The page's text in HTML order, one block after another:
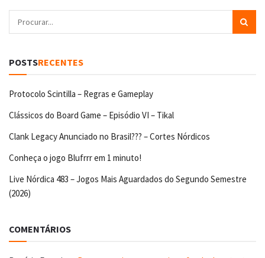
POSTSRECENTES
Protocolo Scintilla – Regras e Gameplay
Clássicos do Board Game – Episódio VI – Tikal
Clank Legacy Anunciado no Brasil??? – Cortes Nórdicos
Conheça o jogo Blufrrr em 1 minuto!
Live Nórdica 483 – Jogos Mais Aguardados do Segundo Semestre
(2026)
COMENTÁRIOS